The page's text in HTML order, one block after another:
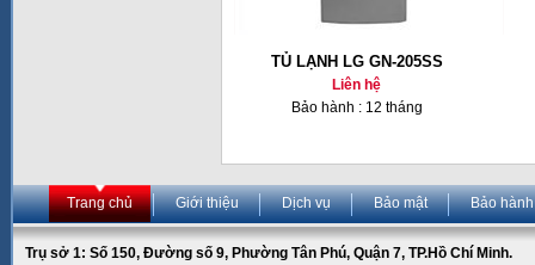
TỦ LẠNH LG GN-205SS
Liên hệ
Bảo hành : 12 tháng
Trang chủ Giới thiệu Dịch vụ Bảo mật Bảo hành
Trụ sở 1: Số 150, Đường số 9, Phường Tân Phú, Quận 7, TP.Hồ Chí Minh.